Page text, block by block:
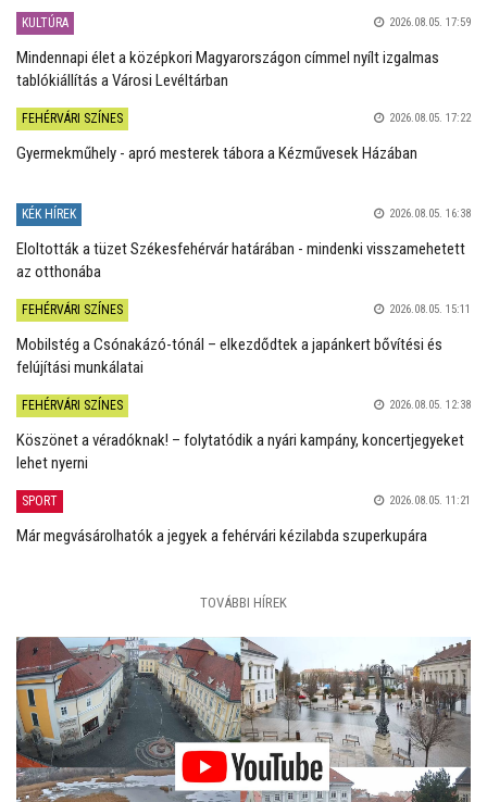
KULTÚRA 2026.08.05. 17:59
Mindennapi élet a középkori Magyarországon címmel nyílt izgalmas
tablókiállítás a Városi Levéltárban
FEHÉRVÁRI SZÍNES 2026.08.05. 17:22
Gyermekműhely - apró mesterek tábora a Kézművesek Házában
KÉK HÍREK 2026.08.05. 16:38
Eloltották a tüzet Székesfehérvár határában - mindenki visszamehetett
az otthonába
FEHÉRVÁRI SZÍNES 2026.08.05. 15:11
Mobilstég a Csónakázó-tónál – elkezdődtek a japánkert bővítési és
felújítási munkálatai
FEHÉRVÁRI SZÍNES 2026.08.05. 12:38
Köszönet a véradóknak! – folytatódik a nyári kampány, koncertjegyeket
lehet nyerni
SPORT 2026.08.05. 11:21
Már megvásárolhatók a jegyek a fehérvári kézilabda szuperkupára
TOVÁBBI HÍREK